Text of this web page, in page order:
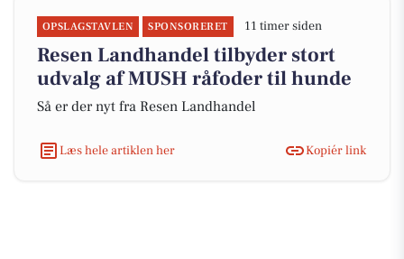
OPSLAGSTAVLEN SPONSORERET 11 timer siden
Resen Landhandel tilbyder stort
udvalg af MUSH råfoder til hunde
Så er der nyt fra Resen Landhandel
Læs hele artiklen her Kopiér link